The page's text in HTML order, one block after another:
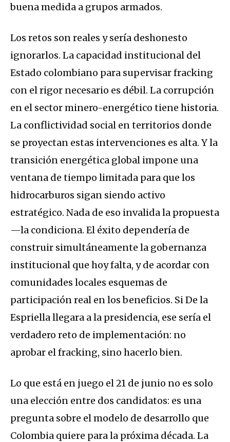
buena medida a grupos armados.
Los retos son reales y sería deshonesto
ignorarlos. La capacidad institucional del
Estado colombiano para supervisar fracking
con el rigor necesario es débil. La corrupción
en el sector minero-energético tiene historia.
La conflictividad social en territorios donde
se proyectan estas intervenciones es alta. Y la
transición energética global impone una
ventana de tiempo limitada para que los
hidrocarburos sigan siendo activo
estratégico. Nada de eso invalida la propuesta
—la condiciona. El éxito dependería de
construir simultáneamente la gobernanza
institucional que hoy falta, y de acordar con
comunidades locales esquemas de
participación real en los beneficios. Si De la
Espriella llegara a la presidencia, ese sería el
verdadero reto de implementación: no
aprobar el fracking, sino hacerlo bien.
Lo que está en juego el 21 de junio no es solo
una elección entre dos candidatos: es una
pregunta sobre el modelo de desarrollo que
Colombia quiere para la próxima década. La